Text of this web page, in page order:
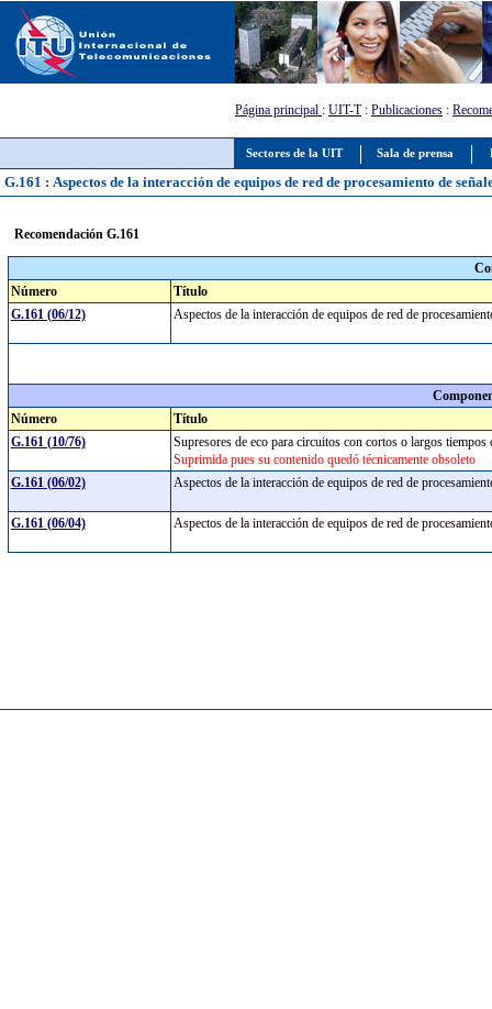
Sectores de la UIT Sala de prensa
Página principal : UIT-T: Publicaciones :
G.161 : Aspectos de la interacción de equipos de red de procesamiento de
Recomendación G.161
Número
Título
G.161 (06/12)
Aspectos de la interacción de equipos de red de
Número
Título
G.161 (10/76)
Supresores de eco para circuitos con cortos o largos
Suprimida pues su contenido quedó técnicamente obsoleto
G.161 (06/02)
Aspectos de la interacción de equipos de red de
G.161 (06/04) Aspectos de la interacción de equipos de red de